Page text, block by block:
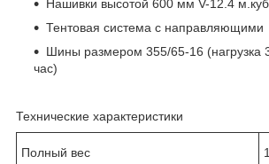
Нашивки высотой 600 мм V-12.4 м.куб.
Тентовая система с направляющими
Шины размером 355/65-16 (нагрузка
час)
Технические характеристики
Полный вес